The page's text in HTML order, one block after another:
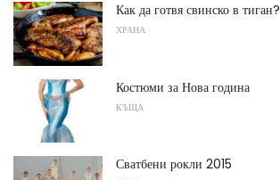
Как да готвя свинско в тиган?
ХРАНА
Костюми за Нова година
КЪЩА
Сватбени рокли 2015